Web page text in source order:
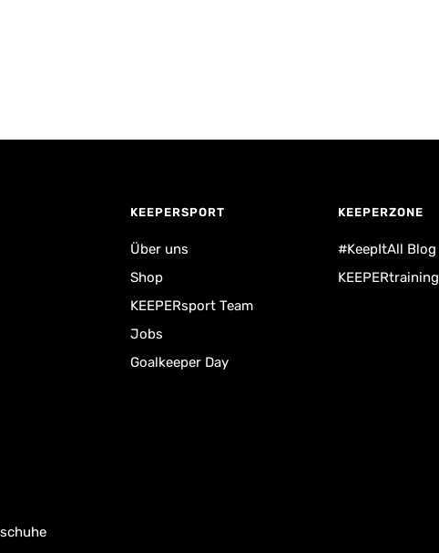
KEEPERSPORT
Über uns
Shop
KEEPERsport Team
Jobs
Goalkeeper Day
KEEPERZONE
#KeepItAll Blog
KEEPERtraining